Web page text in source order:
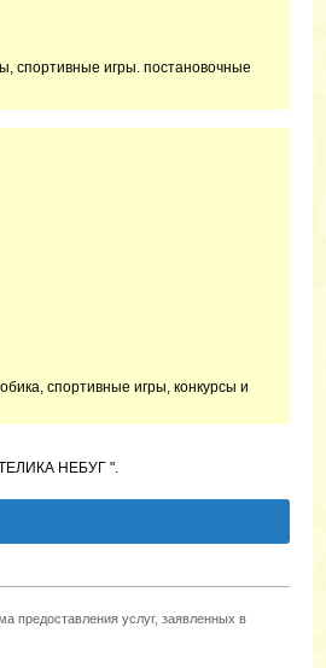
спортивные игры. постановочные
спортивные игры, конкурсы и
НЕБУГ ".
предоставления услуг, заявленных в